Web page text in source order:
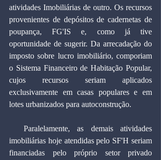
atividades Imobiliárias de outro. Os recursos
provenientes de depósitos de cadernetas de
poupança, FG'IS e, como já tive
oportunidade de sugerir. Da arrecadação do
imposto sobre lucro imobiliário, comporiam
o Sistema Financeiro de Habitação Popular,
cujos recursos seriam aplicados
exclusivamente em casas populares e em
lotes urbanizados para autoconstrução.
imobiliárias hoje atendidas pelo SF'H seriam
financiadas pelo próprio setor privado